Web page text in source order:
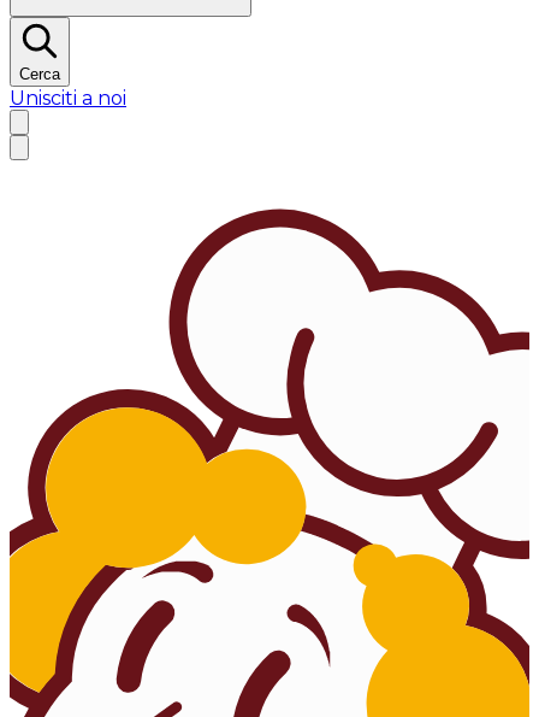
Cerca
Unisciti a noi